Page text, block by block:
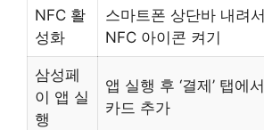
NFC 활
성화
스마트폰 상단바 내려서
NFC 아이콘 켜기
삼성페
이 앱 실
행
앱 실행 후 ‘결제’ 탭에서
카드 추가